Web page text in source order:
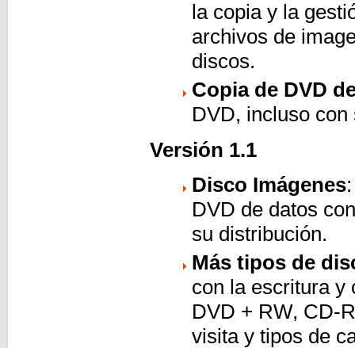
la copia y la
archivos de
discos.
Copia de DVD
DVD, incluso
Versión 1.1
Disco Imágenes
DVD de datos
su distribución.
Más tipos de
con la escritura y
DVD + RW, CD-
visita y tipos de